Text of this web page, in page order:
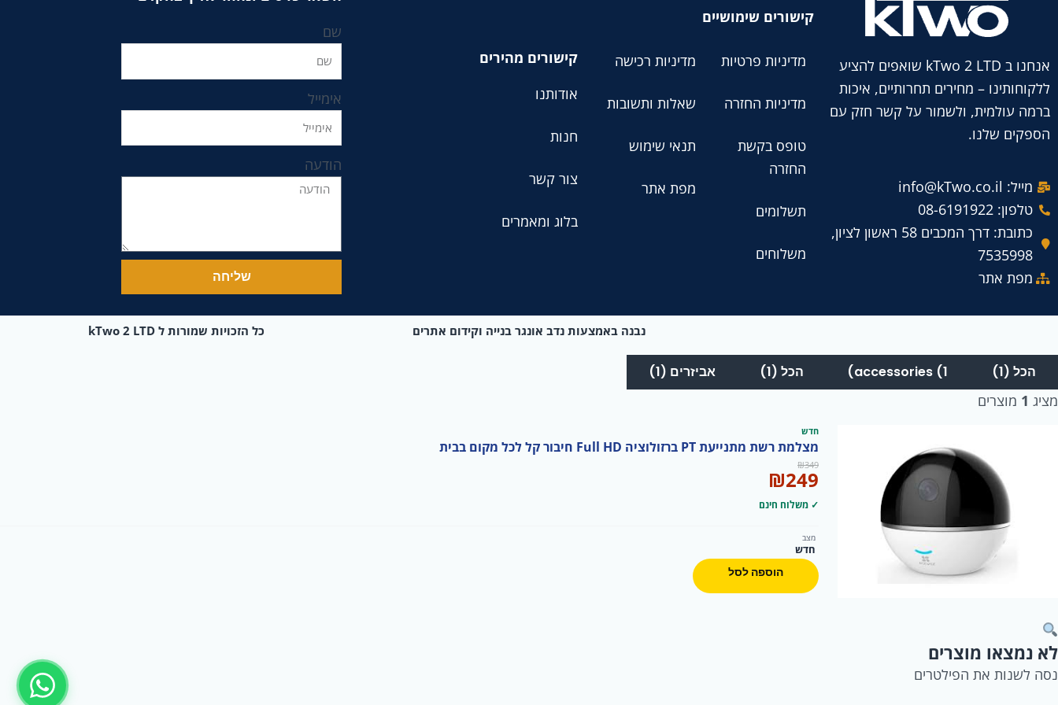
ה
אנחנו ב kTwo 2 LTD שואפים להציע
ללקוחותינו – מחירים תחרותיים, איכות
ברמה עולמית, ולשמור על קשר חזק עם
הספקים שלנו.
מייל: info@kTwo.co.il
טלפון: 08-6191922
כתובת: דרך המכבים 58 ראשון לציון,
7535998
מפת אתר
קישורים שימושיים
מדיניות פרטיות
מדיניות החזרה
טופס בקשת
החזרה
תשלומים
משלוחים
מדיניות רכישה
שאלות ותשובות
תנאי שימוש
מפת אתר
קישורים מהירים
אודותנו
חנות
צור קשר
בלוג ומאמרים
שם
אימייל
הודעה
שליחה
נבנה באמצעות נדב אונגר בנייה וקידום אתרים כל הזכויות שמורות ל kTwo 2 LTD
הכל (1) accessories (1) הכל (1) אביזרים (1)
מציג 1 מוצרים
חדש
מצלמת רשת מתנייעת PT ברזולוציה Full HD חיבור קל לכל מקום בבית
₪349
המחיר
המקורי
היה:
₪349.
₪249
הוא:✓ משלוח חינם
מצב
חדש
הוספה לסל
לא נמצאו מוצרים
נסה לשנות את הפילטרים